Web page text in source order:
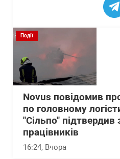
Події
Novus повідомив
по головному
"Сільпо" підтвердив
працівників
16:24, Вчора